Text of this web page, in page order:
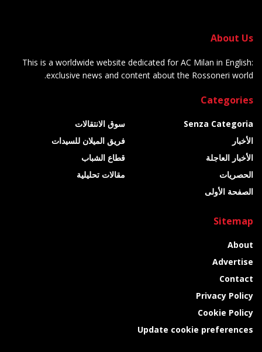
About Us
This is a worldwide website dedicated for AC Milan in English:
exclusive news and content about the Rossoneri world.
Categories
Senza Categoria
الأخبار
الأخبار العاجلة
الحصريات
الصفحة الأولى
سوق الانتقالات
فريق الميلان للسيدات
قطاع الشباب
مقالات تحليلية
Sitemap
About
Advertise
Contact
Privacy Policy
Cookie Policy
Update cookie preferences